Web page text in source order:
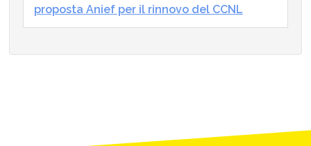
proposta Anief per il rinnovo del CCNL